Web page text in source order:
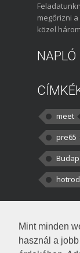
Mint minden
használ a
megőrizni
közel
NAPLÓ
meet
pre65
hotrod
darabbaal